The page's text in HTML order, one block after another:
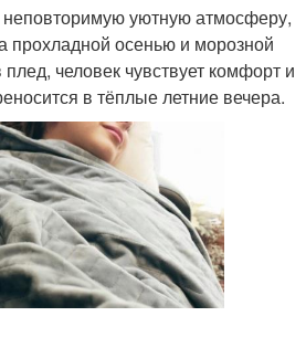
уютную атмосферу,
прохладной осенью и морозной
человек чувствует комфорт и
в тёплые летние вечера.